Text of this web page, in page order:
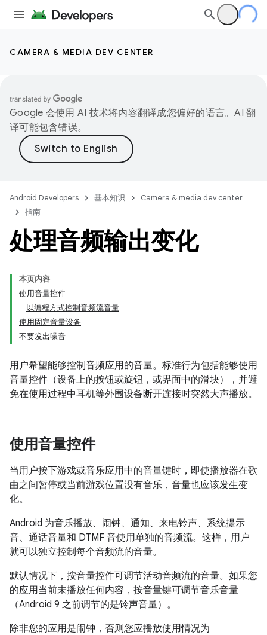
CAMERA & MEDIA DEV CENTER
Google 会使用 AI 技术将内容翻译成您偏好的语言。AI 翻
译可能包含错误。
Android Developers 基本知识
Camera & media dev center
指南
处理音频输出变化
本页内容
使用音量控件
以编程方式控制音频流音量
使用固定音量设备
不要发出噪音
用户希望能够控制音频应用的音量。标准行为包括能够使用
音量控件（设备上的按钮或旋钮，或界面中的滑块），并避
免在使用过程中耳机等外围设备断开连接时突然大声播放。
使用音量控件
当用户按下游戏或音乐应用中的音量键时，即使播放器在歌
曲之间暂停或当前游戏位置没有音乐，音量也应该发生变
化。
Android 为音乐播放、闹钟、通知、来电铃声、系统提示
音、通话音量和 DTMF 音使用单独的音频流。这样，用户
就可以独立控制每个音频流的音量。
默认情况下，按音量控件可调节活动音频流的音量。如果您
的应用当前未播放任何内容，按音量键可调节音乐音量
（Android 9 之前调节的是铃声音量）。
除非您的应用是闹钟，否则您应播放使用情况为